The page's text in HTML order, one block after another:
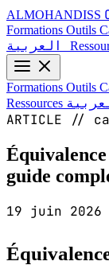
ALMOHANDISS
Formations Outils
Formations Outils
Ressources
ARTICLE //
guide
19 juin 2026